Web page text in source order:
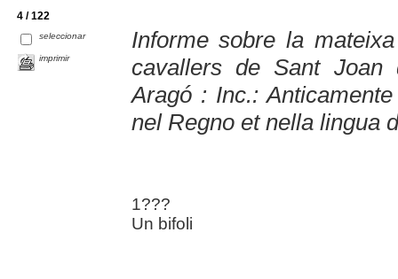
4 / 122
seleccionar
imprimir
Informe sobre la
cavallers de Sant Joan
Aragó : Inc.:
nel Regno et nella lingua
1???
Un bifoli